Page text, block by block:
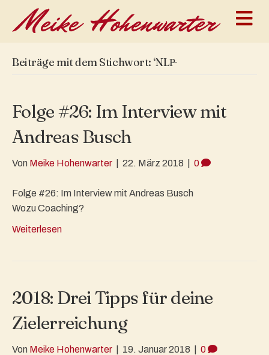
N
a
Beiträge mit dem Stichwort: ‘NLP̵
Folge #26: Im Interview mit
Andreas Busch
Von Meike Hohenwarter 22. März 2018 0
Folge #26: Im Interview mit Andreas Busch
Wozu Coaching?
Weiterlesen
2018: Drei Tipps für deine
Zielerreichung
Von Meike Hohenwarter 19. Januar 2018 0